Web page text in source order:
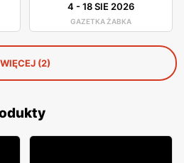
4 -18 SIE 2026
GAZETKA ŻABKA
WIĘCEJ (2)